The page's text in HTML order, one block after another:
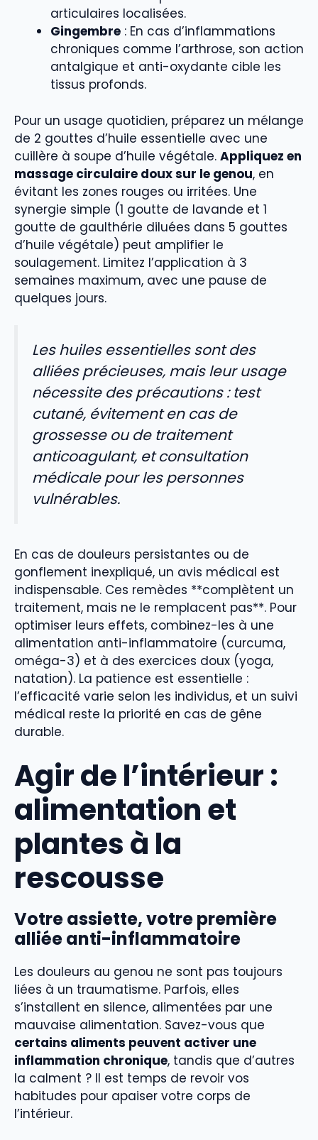
articulaires localisées.
Gingembre : En cas d’inflammations
chroniques comme l’arthrose, son action
antalgique et anti-oxydante cible les
tissus profonds.
Pour un usage quotidien, préparez un mélange
de 2 gouttes d’huile essentielle avec une
cuillère à soupe d’huile végétale. Appliquez en
massage circulaire doux sur le genou, en
évitant les zones rouges ou irritées. Une
synergie simple (1 goutte de lavande et 1
goutte de gaulthérie diluées dans 5 gouttes
d’huile végétale) peut amplifier le
soulagement. Limitez l’application à 3
semaines maximum, avec une pause de
quelques jours.
Les huiles essentielles sont des
alliées précieuses, mais leur usage
nécessite des précautions : test
cutané, évitement en cas de
grossesse ou de traitement
anticoagulant, et consultation
médicale pour les personnes
vulnérables.
En cas de douleurs persistantes ou de
gonflement inexpliqué, un avis médical est
indispensable. Ces remèdes **complètent un
traitement, mais ne le remplacent pas**. Pour
optimiser leurs effets, combinez-les à une
alimentation anti-inflammatoire (curcuma,
oméga-3) et à des exercices doux (yoga,
natation). La patience est essentielle :
l’efficacité varie selon les individus, et un suivi
médical reste la priorité en cas de gêne
durable.
Agir de l’intérieur :
alimentation et
plantes à la
rescousse
Votre assiette, votre première
alliée anti-inflammatoire
Les douleurs au genou ne sont pas toujours
liées à un traumatisme. Parfois, elles
s’installent en silence, alimentées par une
mauvaise alimentation. Savez-vous que
certains aliments peuvent activer une
inflammation chronique, tandis que d’autres
la calment ? Il est temps de revoir vos
habitudes pour apaiser votre corps de
l’intérieur.